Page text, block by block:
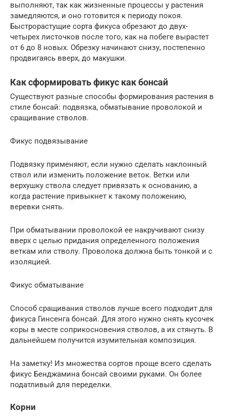
выполняют, так как жизненные процессы у растения
замедляются, и оно готовится к периоду покоя.
Быстрорастущие сорта фикуса обрезают до двух-
четырех листочков после того, как на побеге вырастет
от 6 до 8 новых. Обрезку начинают снизу, постепенно
продвигаясь вверх, до макушки.
Как сформировать фикус как бонсай
Существуют разные способы формирования растения в
стиле бонсай: подвязка, обматывание проволокой и
сращивание стволов.
Фикус подвязывание
Подвязку применяют, если нужно сделать наклонный
ствол или изменить положение веток. Ветки или
верхушку ствола следует привязать к основанию, а
когда растение привыкнет к такому положению,
веревки снять.
При обматывании проволокой ее накручивают снизу
вверх с целью придания определенного положения
веткам или стволу. Проволока должна быть тонкой и с
изоляцией.
Фикус обматывание
Способ сращивания стволов лучше всего подходит для
фикуса Гинсенга бонсай. Для этого нужно снять кусочек
коры в месте соприкосновения стволов, а их стянуть. В
дальнейшем получится изумительная композиция.
На заметку! Из множества сортов проще всего сделать
фикус Бенджамина бонсай своими руками. Он более
податливый для переделки.
Корни